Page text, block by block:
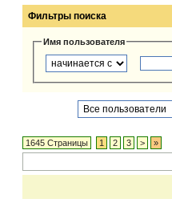
Фильтры поиска
Имя пользователя
1645 Страницы 1 2 3 > »